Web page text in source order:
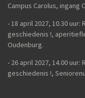
Campus Carolus, ingang
- 18 april 2027, 10.30 uur:
geschiedenis !,
Oudenburg.
- 26 april 2027, 14.00 uur:
geschiedenis !,